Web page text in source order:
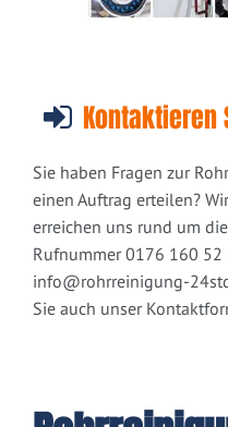
Kontaktieren
Sie haben Fragen zur
einen Auftrag erteilen?
erreichen uns rund um
Rufnummer 0176 160
info@rohrreinigung-
Sie auch unser